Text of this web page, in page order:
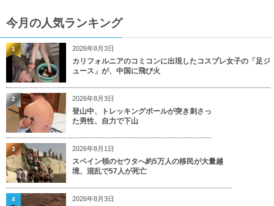
今月の人気ランキング
2026年8月3日
カリフォルニアのコミコンに出現したコスプレ女子の「足ジ
ュース」が、中国に飛び火
1
2026年8月3日
登山中、トレッキングポールが突き刺さっ
た男性、自力で下山
2
2026年8月1日
スペイン領のセウタへ約5万人の移民が大量越
境、混乱で57人が死亡
3
2026年8月3日
4